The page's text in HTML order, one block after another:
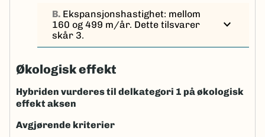
B. Ekspansjonshastighet: mellom
160 og 499 m/år. Dette tilsvarer
skår 3.
expand_more
Økologisk effekt
Hybriden vurderes til delkategori 1 på økologisk
effekt aksen
Avgjørende kriterier